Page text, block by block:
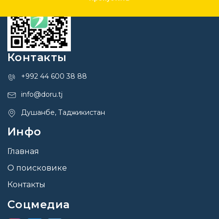
Контакты
+992 44 600 38 88
info@doru.tj
Душанбе, Таджикистан
Инфо
Главная
О поисковике
Контакты
Соцмедиа